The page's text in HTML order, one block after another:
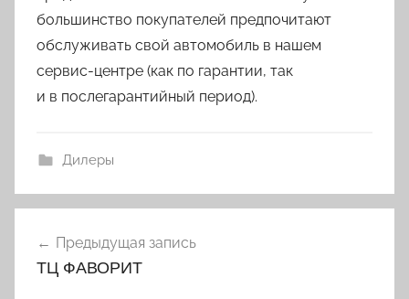
большинство покупателей предпочитают
обслуживать свой автомобиль в нашем
сервис-центре (как по гарантии, так
и в послегарантийный период).
Дилеры
по
Предыдущая запись
ТЦ ФАВОРИТ